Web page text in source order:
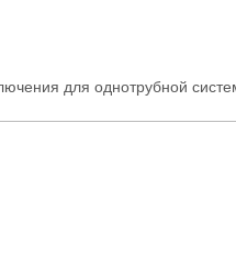
для однотрубной